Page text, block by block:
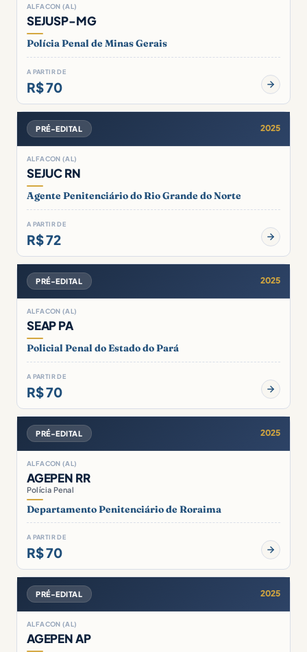
ALFACON (AL)
SEJUSP-MG
Polícia Penal de Minas Gerais
A PARTIR DE
R$ 70
PRÉ-EDITAL 2025
ALFACON (AL)
SEJUC RN
Agente Penitenciário do Rio Grande do Norte
A PARTIR DE
R$ 72
PRÉ-EDITAL 2025
ALFACON (AL)
SEAP PA
Policial Penal do Estado do Pará
A PARTIR DE
R$ 70
PRÉ-EDITAL 2025
ALFACON (AL)
AGEPEN RR
Polícia Penal
Departamento Penitenciário de Roraima
A PARTIR DE
R$ 70
PRÉ-EDITAL 2025
ALFACON (AL)
AGEPEN AP